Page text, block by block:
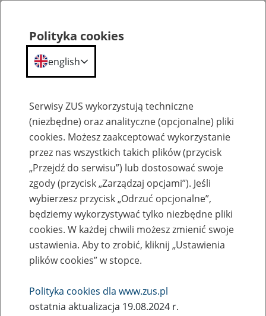
Szkolenia
Zaproś ZUS do siebie - zakładanie profili
eZUS w siedzibie Twojej firmy
Rodzaj wydarzenia
Szkolenia
Polityka cookies
english
Serwisy ZUS wykorzystują techniczne
(niezbędne) oraz analityczne (opcjonalne) pliki
cookies. Możesz zaakceptować wykorzystanie
przez nas wszystkich takich plików (przycisk
„Przejdź do serwisu”) lub dostosować swoje
zgody (przycisk „Zarządzaj opcjami”). Jeśli
wybierzesz przycisk „Odrzuć opcjonalne”,
będziemy wykorzystywać tylko niezbędne pliki
cookies. W każdej chwili możesz zmienić swoje
ustawienia. Aby to zrobić, kliknij „Ustawienia
plików cookies” w stopce.
Polityka cookies dla www.zus.pl
ostatnia aktualizacja 19.08.2024 r.